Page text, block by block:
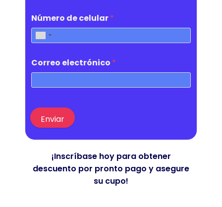
Número de celular*
Correo electrónico *
Enviar
¡Inscríbase hoy para obtener
descuento por pronto pago y asegure
su cupo!